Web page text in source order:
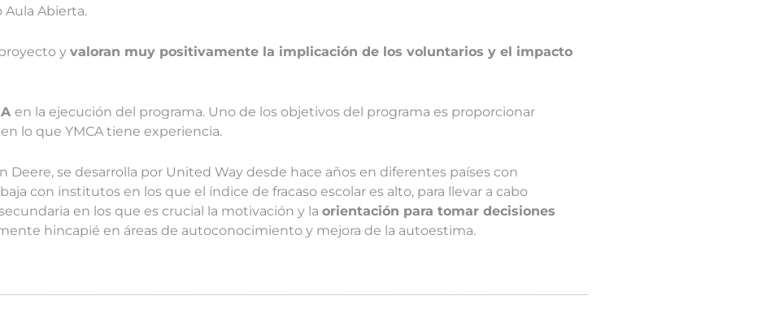
Aula Abierta.
y valoran muy positivamente la implicación de los voluntarios y el impacto
en la ejecución del programa. Uno de los objetivos del programa es proporcionar
lo que YMCA tiene experiencia.
se desarrolla por United Way desde hace años en diferentes países con
con institutos en los que el índice de fracaso escolar es alto, para llevar a cabo
en los que es crucial la motivación y la orientación para tomar decisiones
hincapié en áreas de autoconocimiento y mejora de la autoestima.